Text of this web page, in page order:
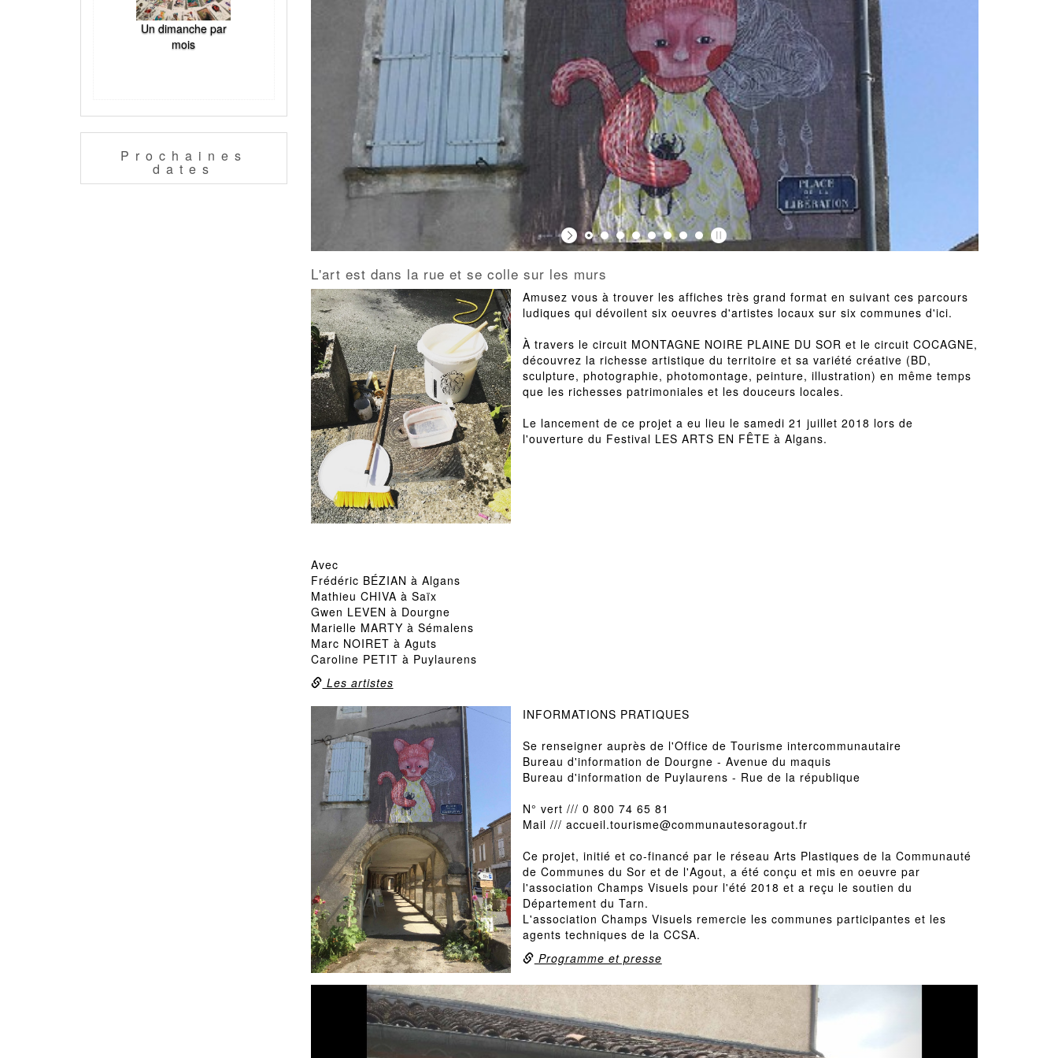
GWEN LEVEN
DOURGNE
À L'OFFICE DU TOURISME
L'art est dans la rue et se colle sur les murs
Amusez vous à trouver les affiches très grand format en suivant ces parcours
ludiques qui dévoilent six oeuvres d'artistes locaux sur six communes d'ici.
À travers le circuit MONTAGNE NOIRE PLAINE DU SOR et le circuit COCAGNE,
découvrez la richesse artistique du territoire et sa variété créative (BD,
sculpture, photographie, photomontage, peinture, illustration) en même temps
que les richesses patrimoniales et les douceurs locales.
Le lancement de ce projet a eu lieu le samedi 21 juillet 2018 lors de
l'ouverture du Festival LES ARTS EN FÊTE à Algans.
Avec
Frédéric BÉZIAN à Algans
Mathieu CHIVA à Saïx
Gwen LEVEN à Dourgne
Marielle MARTY à Sémalens
Marc NOIRET à Aguts
Caroline PETIT à Puylaurens
Les artistes
INFORMATIONS PRATIQUES
Se renseigner auprès de l'Office de Tourisme intercommunautaire
Bureau d'information de Dourgne - Avenue du maquis
Bureau d'information de Puylaurens - Rue de la république
N° vert /// 0 800 74 65 81
Mail /// accueil.tourisme@communautesoragout.fr
Ce projet, initié et co-financé par le réseau Arts Plastiques de la Communauté
de Communes du Sor et de l'Agout, a été conçu et mis en oeuvre par
l'association Champs Visuels pour l'été 2018 et a reçu le soutien du
Département du Tarn.
L'association Champs Visuels remercie les communes participantes et les
agents techniques de la CCSA.
Programme et presse
Previous
Un dimanche par
mois
Prochaines
dates